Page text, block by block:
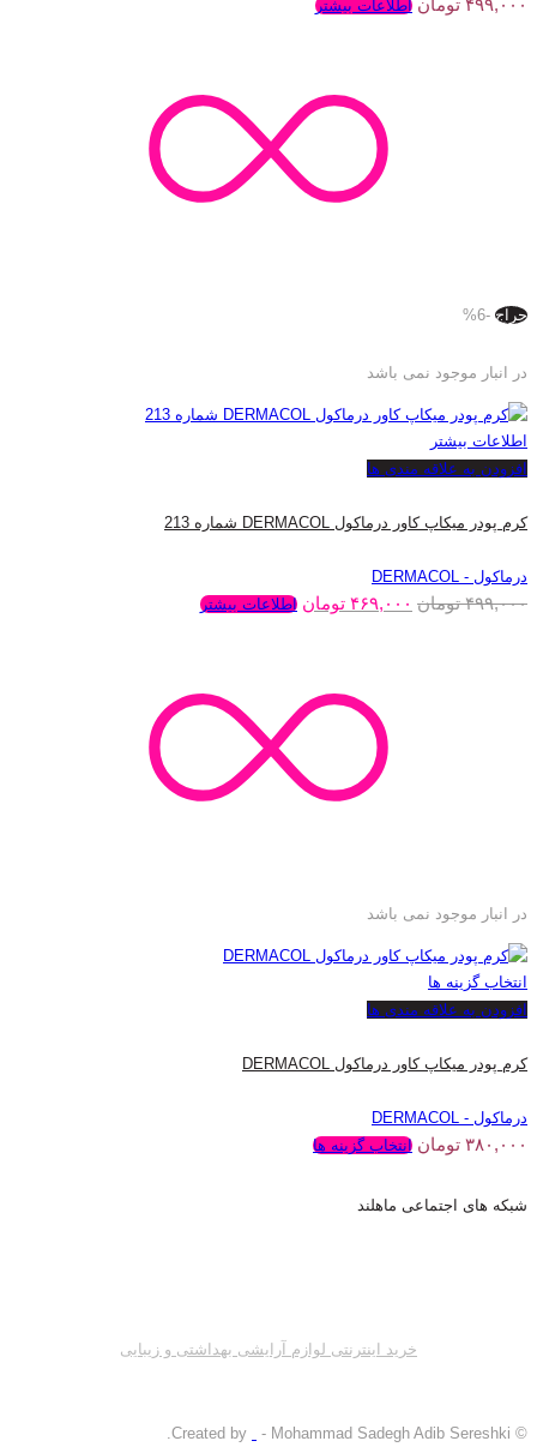
اطلاعات بیشتر
حراج -6%
در انبار موجود نمی باشد
اطلاعات بیشتر
افزودن به علاقه مندی ها
کرم پودر میکاپ کاور درماکول DERMACOL شماره 213
درماکول - DERMACOL
۴۹۹,۰۰۰ تومان ۴۶۹,۰۰۰ تومان اطلاعات بیشتر
در انبار موجود نمی باشد
انتخاب گزینه ها
افزودن به علاقه مندی ها
کرم پودر میکاپ کاور درماکول DERMACOL
درماکول - DERMACOL
۳۸۰,۰۰۰ تومان انتخاب گزینه ها
شبکه های اجتماعی ماهلند
خرید اینترنتی لوازم آرایشی بهداشتی و زیبایی
© Created by
- Mohammad Sadegh Adib Sereshki.